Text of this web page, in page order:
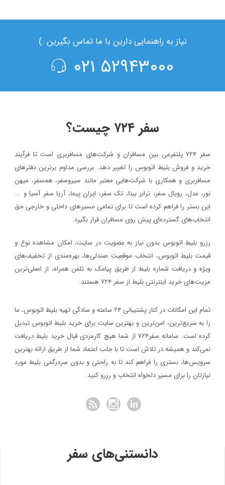
نیاز به راهنمایی دارین با ما تماس بگیرین :)
۵۲۹۴۳۰۰۰ ۰۲۱
سفر ۷۲۴ چیست؟
سفر ۷۲۴ پلتفرمی بین مسافران و شرکت‌های مسافربری است تا فرآیند
خرید و فروش بلیط اتوبوس را تغییر دهد. بررسی مداوم برترین دفترهای
مسافربری و همکاری با شرکت‌هایی معتبر مانند سیروسفر، همسفر، میهن‌
نور، عدل، رویال سفر، ترابر بیتا، تک سفر، ایران پیما، آریا سفر آسیا و ...
این بستر را فراهم کرده است تا برای تمامی مسیرهای داخلی و خارجی حق
انتخاب‌های گسترده‌ای پیش روی مسافران قرار بگیرد.
رزرو بلیط اتوبوس بدون نیاز به عضویت در سایت، امکان مشاهده نوع و
قیمت بلیط اتوبوس، انتخاب موقعیت صندلی‌ها، بهره‌مندی از تخفیف‌های
ویژه و دریافت شماره‌ بلیط از طریق پیامک به تلفن همراه، از اصلی‌ترین
مزیت‌های خرید اینترنتی بلیط از سفر ۷۲۴ هستند.
تمام این امکانات در کنار پشتیبانی‌ ۲۴ ساعته و سادگی تهیه بلیط اتوبوس، ما
را به سریع‌ترین، امن‌ترین و بهترین سایت برای خرید بلیط اتوبوس تبدیل
کرده است. سامانه سفر۷۲۴ از شما هیچ کارمزدی قبال خرید بلیط دریافت
نمی‌کند و همیشه در تلاش است تا با جلب اعتماد شما از طریق ارائه بهترین
سرویس‌ها، بستری را فراهم کند تا به راحتی و بدون سردرگمی بلیط مورد
نیازتان را برای مسیر دلخواه انتخاب و رزرو کنید.
دانستنی‌های سفر